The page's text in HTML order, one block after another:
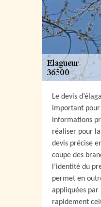
Le devis
important
informations
réaliser pour
devis précise
coupe des
l’identité du
permet en
appliquées
rapidement